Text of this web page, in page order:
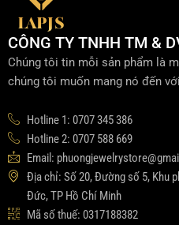
CÔNG TY TNHH TM &
Chúng tôi tin mỗi sản phẩm là
chúng tôi muốn mang nó đến
Hotline 1: 0707 345 386
Hotline 2: 0707 588 669
Email:
Địa chỉ: Số 20, Đường số 5, Khu
Đức, TP Hồ Chí Minh
Mã số thuế: 0317188382